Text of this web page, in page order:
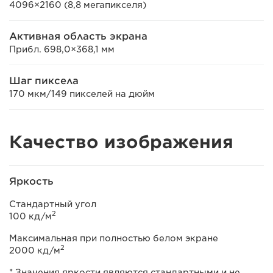
4096×2160 (8,8 мегапикселя)
Активная область экрана
Прибл. 698,0×368,1 мм
Шаг пиксела
170 мкм/149 пикселей на дюйм
Качество изображения
Яркость
Стандартный угол
100 кд/м2
Максимальная при полностью белом экране
2000 кд/м2